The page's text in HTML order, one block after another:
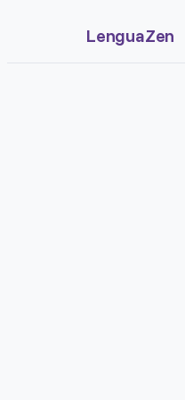
LenguaZen